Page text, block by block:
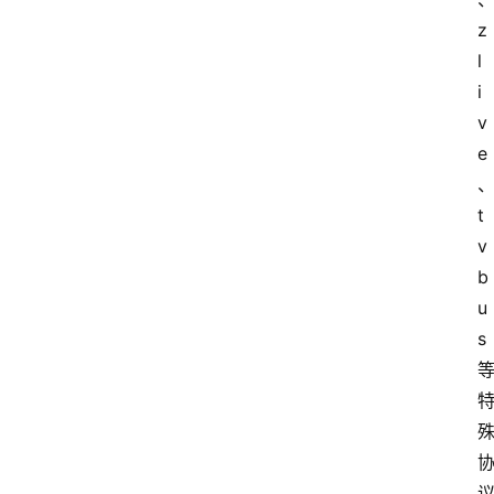
z
l
i
v
e
、
t
v
b
u
s
等
特
殊
协